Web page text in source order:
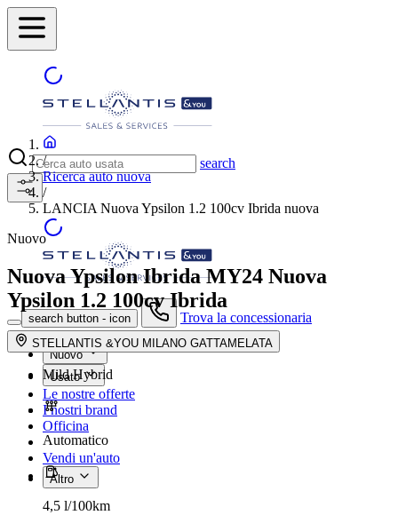
search
search button - icon Trova la concessionaria
Nuovo
Usato
Le nostre offerte
I nostri brand
Officina
Vendi un'auto
Altro
/
Ricerca auto nuova
/
LANCIA Nuova Ypsilon 1.2 100cv Ibrida nuova
Nuovo
Nuova Ypsilon Ibrida MY24 Nuova
Ypsilon 1.2 100cv Ibrida
STELLANTIS &YOU MILANO GATTAMELATA
Mild Hybrid
Automatico
4,5 l/100km